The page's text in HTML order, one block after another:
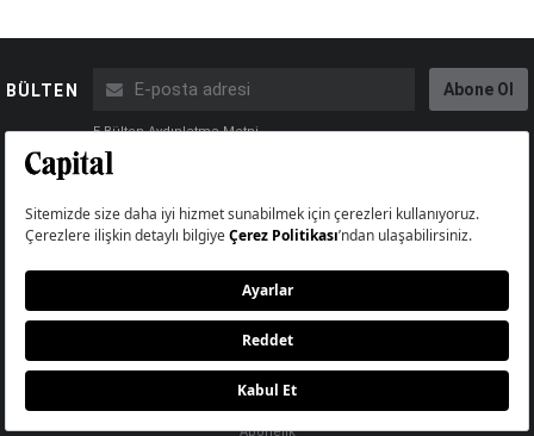
BÜLTEN Abone Ol
E-Bülten Aydınlatma Metni
Copyright © Capital Online
Big Medya Teknoloji A.Ş.
Üsküdar İstanbul Turkey
Abonelik